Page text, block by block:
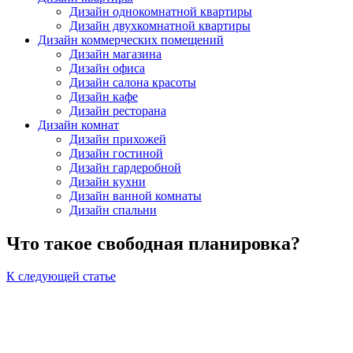
Дизайн однокомнатной квартиры
Дизайн двухкомнатной квартиры
Дизайн коммерческих помещений
Дизайн магазина
Дизайн офиса
Дизайн салона красоты
Дизайн кафе
Дизайн ресторана
Дизайн комнат
Дизайн прихожей
Дизайн гостиной
Дизайн гардеробной
Дизайн кухни
Дизайн ванной комнаты
Дизайн спальни
Что такое свободная планировка?
К следующей статье